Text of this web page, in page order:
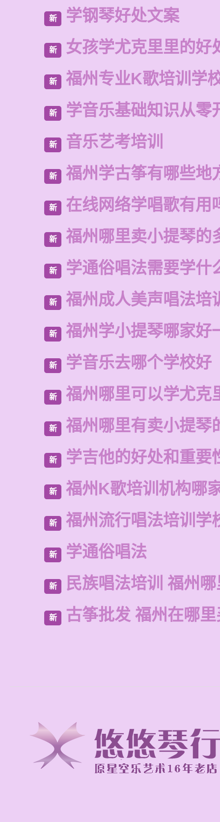
新 学钢琴好处文案
新 女孩学尤克里里的好
新 福州专业K歌培训学
新 学音乐基础知识从零
新 音乐艺考培训
新 福州学古筝有哪些地
新 在线网络学唱歌有用
新 福州哪里卖小提琴的
新 学通俗唱法需要学什
新 福州成人美声唱法培
新 福州学小提琴哪家好
新 学音乐去哪个学校好
新 福州哪里可以学尤克
新 福州哪里有卖小提琴
新 学吉他的好处和重要
新 福州K歌培训机构哪
新 福州流行唱法培训学
新 学通俗唱法
新 民族唱法培训 福州
新 古筝批发 福州在哪